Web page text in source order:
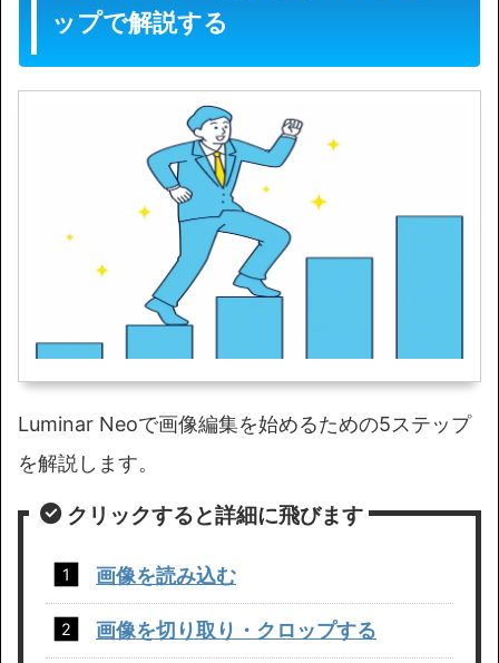
ップで解説する
Luminar Neoで画像編集を始めるための5ステップ
を解説します。
クリックすると詳細に飛びます
画像を読み込む
画像を切り取り・クロップする